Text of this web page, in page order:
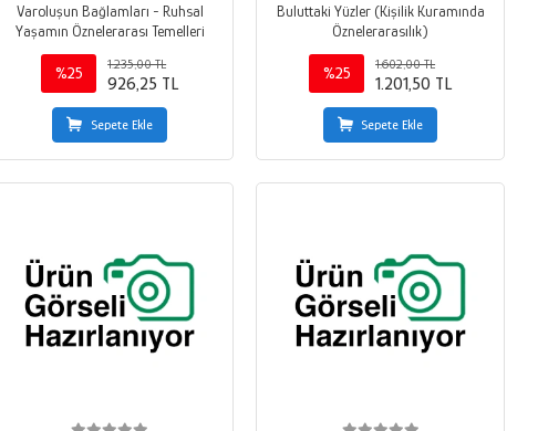
Varoluşun Bağlamları - Ruhsal
Yaşamın Öznelerarası Temelleri
%25
1.235,00 TL
926,25 TL
Sepete Ekle
Buluttaki Yüzler (Kişilik Kuramında
Öznelerarasılık)
%25
1.602,00 TL
1.201,50 TL
Sepete Ekle